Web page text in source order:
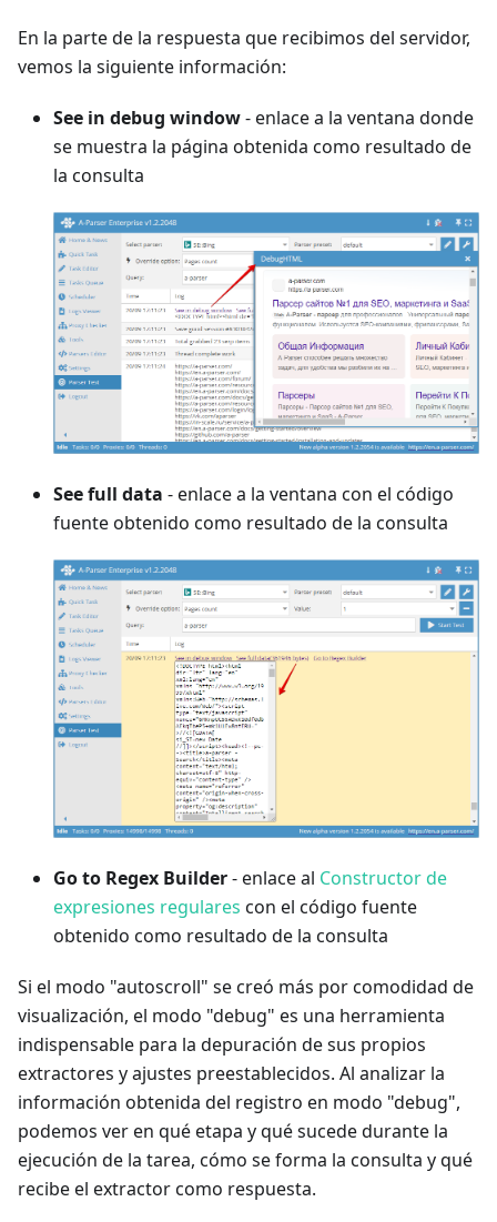
En la parte de la respuesta que recibimos del servidor,
vemos la siguiente información:
See in debug window- enlace a la ventana donde
se muestra la página obtenida como resultado de
la consulta
See full data - enlace a la ventana con el código
fuente obtenido como resultado de la consulta
Go to Regex Builder- enlace al Constructor de
expresiones regulares con el código fuente
obtenido como resultado de la consulta
Si el modo "autoscroll" se creó más por comodidad de
visualización, el modo "debug" es una herramienta
indispensable para la depuración de sus propios
extractores y ajustes preestablecidos. Al analizar la
información obtenida del registro en modo "debug",
podemos ver en qué etapa y qué sucede durante la
ejecución de la tarea, cómo se forma la consulta y qué
recibe el extractor como respuesta.